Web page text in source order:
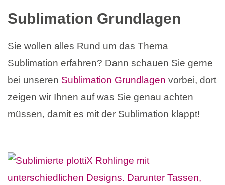
Sublimation Grundlagen
Sie wollen alles Rund um das Thema
Sublimation erfahren? Dann schauen Sie gerne
bei unseren Sublimation Grundlagen vorbei, dort
zeigen wir Ihnen auf was Sie genau achten
müssen, damit es mit der Sublimation klappt!